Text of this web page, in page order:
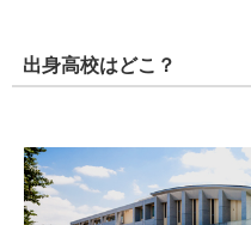
出身高校はどこ？